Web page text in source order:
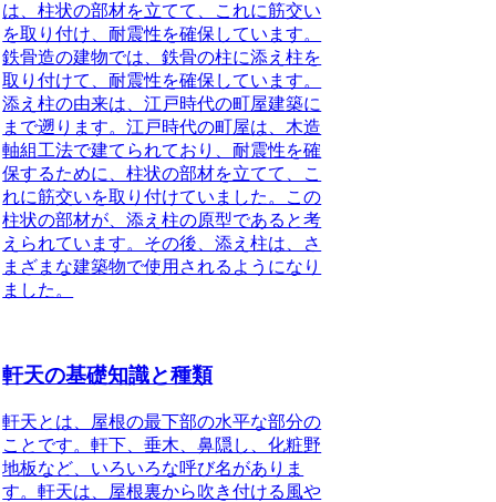
は、柱状の部材を立てて、これに筋交い
を取り付け、耐震性を確保しています。
鉄骨造の建物では、鉄骨の柱に添え柱を
取り付けて、耐震性を確保しています。
添え柱の由来は、江戸時代の町屋建築に
まで遡ります。江戸時代の町屋は、木造
軸組工法で建てられており、耐震性を確
保するために、柱状の部材を立てて、こ
れに筋交いを取り付けていました。この
柱状の部材が、添え柱の原型であると考
えられています。その後、添え柱は、さ
まざまな建築物で使用されるようになり
ました。
軒天の基礎知識と種類
軒天とは、屋根の最下部の水平な部分の
ことです。軒下、垂木、鼻隠し、化粧野
地板など、いろいろな呼び名がありま
す。軒天は、屋根裏から吹き付ける風や